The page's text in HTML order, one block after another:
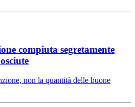
compiuta segretamente
non la quantità delle buone